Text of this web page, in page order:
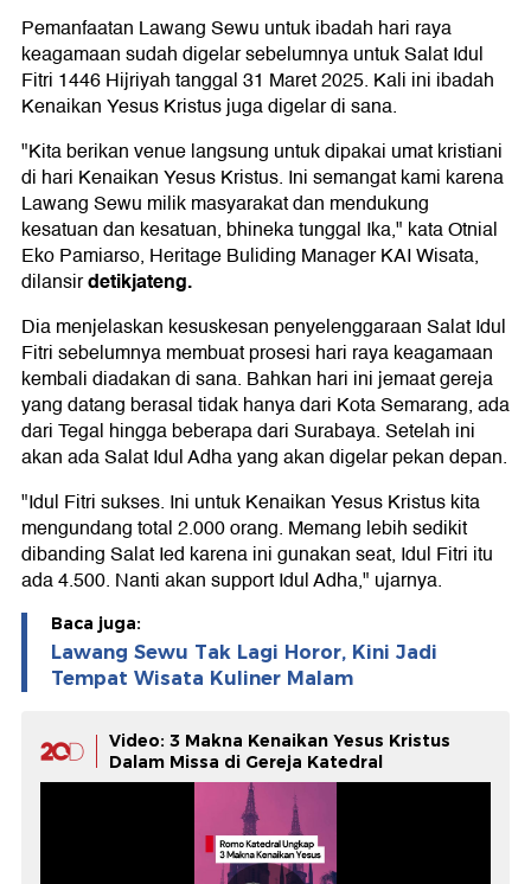
Pemanfaatan Lawang Sewu untuk ibadah hari raya
keagamaan sudah digelar sebelumnya untuk Salat Idul
Fitri 1446 Hijriyah tanggal 31 Maret 2025. Kali ini ibadah
Kenaikan Yesus Kristus juga digelar di sana.
"Kita berikan venue langsung untuk dipakai umat kristiani
di hari Kenaikan Yesus Kristus. Ini semangat kami karena
Lawang Sewu milik masyarakat dan mendukung
kesatuan dan kesatuan, bhineka tunggal Ika," kata Otnial
Eko Pamiarso, Heritage Buliding Manager KAI Wisata,
dilansirdetikjateng.
Dia menjelaskan kesuskesan penyelenggaraan Salat Idul
Fitri sebelumnya membuat prosesi hari raya keagamaan
kembali diadakan di sana. Bahkan hari ini jemaat gereja
yang datang berasal tidak hanya dari Kota Semarang, ada
dari Tegal hingga beberapa dari Surabaya. Setelah ini
akan ada Salat Idul Adha yang akan digelar pekan depan.
"Idul Fitri sukses. Ini untuk Kenaikan Yesus Kristus kita
mengundang total 2.000 orang. Memang lebih sedikit
dibanding Salat Ied karena ini gunakan seat, Idul Fitri itu
ada 4.500. Nanti akan support Idul Adha," ujarnya.
Baca juga:
Lawang Sewu Tak Lagi Horor, Kini Jadi
Tempat Wisata Kuliner Malam
Video: 3 Makna Kenaikan Yesus Kristus
Dalam Missa di Gereja Katedral